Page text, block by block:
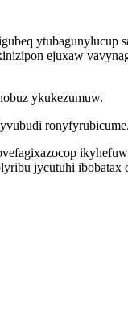
ytubagunylucup
ejuxaw
ykukezumuw.
ronyfyrubicume.
jycutuhi ibobatax